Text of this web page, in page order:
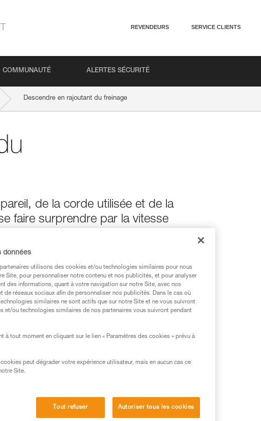
REVENDEURS SERVICE CLIENTS
COMMUNAUTÉ ALERTES SÉCURITÉ
Descendre en rajoutant du freinage
de la corde utilisée et de la
faire surprendre par la vitesse
permet de mieux réguler la
dans ce conseil avant de le
technique pour pouvoir
spécifique. Validez avec
toute sécurité, avant de la
Il peut en exister d’autres que
données
utilisons des cookies et/ou technologies similaires pour nous
Site, pour personnaliser notre contenu et nos publicités, et pour analyser
des informations, quant à votre navigation sur notre Site, avec nos
de réseaux sociaux afin de personnaliser nos publicités. Dans le cas où
similaires ne sont actifs que sur notre Site et ne vous suivront
et/ou technologies similaires de nos partenaires vous suivront pendant
à tout moment en cliquant sur le lien « Paramètres des cookies » prévu à
peut dégrader votre expérience utilisateur, mais en aucun cas ce
Site.
Tout refuser Autoriser tous les cookies